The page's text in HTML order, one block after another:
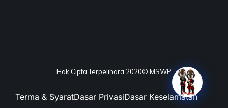
Hak Cipta Terpelihara 2020© MSWP
Terma & SyaratDasar PrivasiDasar Keselamatan